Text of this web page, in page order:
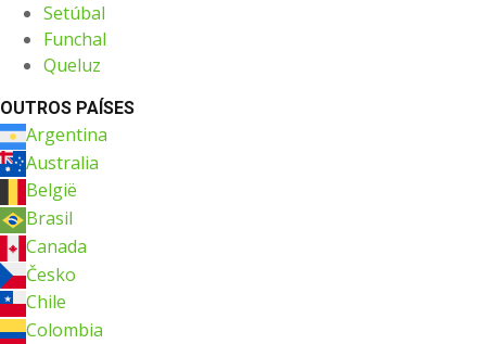
Setúbal
Funchal
Queluz
OUTROS PAÍSES
Argentina
Australia
België
Brasil
Canada
Česko
Chile
Colombia